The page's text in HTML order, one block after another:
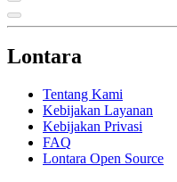
Lontara
Tentang Kami
Kebijakan Layanan
Kebijakan Privasi
FAQ
Lontara Open Source